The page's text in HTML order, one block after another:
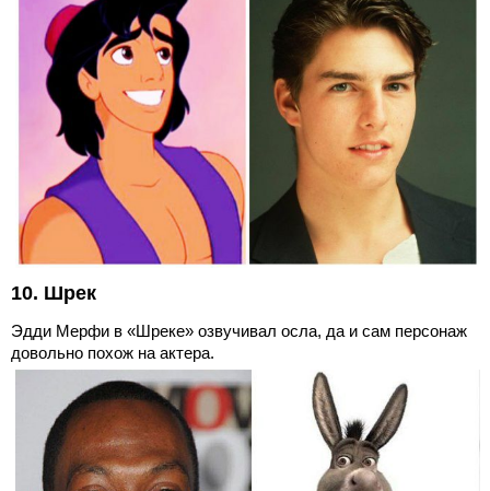
10. Шрек
Эдди Мерфи в «Шреке» озвучивал осла, да и сам персонаж
довольно похож на актера.